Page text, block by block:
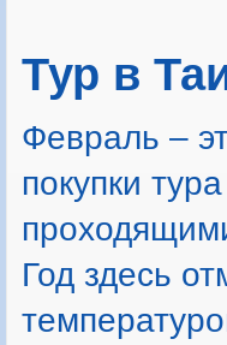
Тур в
Февраль –
покупки
Год здесь